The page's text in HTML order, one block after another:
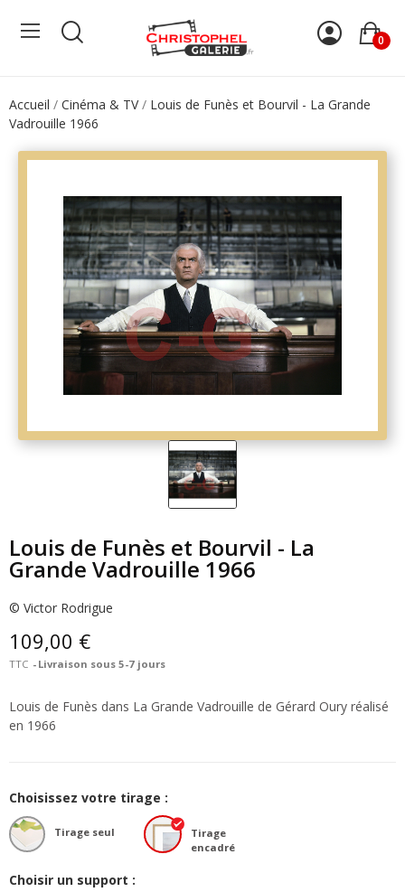
0
Accueil Cinéma & TV
Louis de Funès et Bourvil - La Grande
Vadrouille 1966
Louis de Funès et Bourvil - La
Grande Vadrouille 1966
© Victor Rodrigue
109,00 €
TTC Livraison sous 5-7 jours
Louis de Funès dans La Grande Vadrouille de Gérard Oury réalisé
en 1966
Choisissez votre tirage :
Tirage seul
Tirage
encadré
Choisir un support :